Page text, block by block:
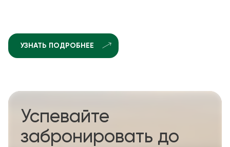
УЗНАТЬ ПОДРОБНЕЕ
Успевайте
забронировать до